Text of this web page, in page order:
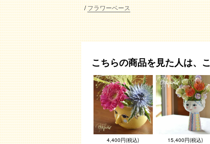
フラワーベース
こちらの商品を見た人は、
4,400円(税込) 15,400円(税込)